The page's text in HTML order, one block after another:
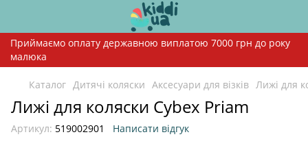
Приймаємо оплату державною виплатою 7000 грн до року
малюка
Каталог Дитячі коляски Аксесуари для візків Лижі для
Лижі для коляски Cybex Priam
Артикул: 519002901 Написати відгук